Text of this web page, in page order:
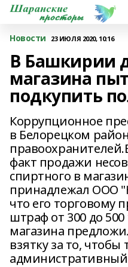
Новости 23 ИЮЛЯ 2020, 10:16
В Башкирии
магазина
подкупить
Коррупционное
в Белорецком
факт продажи
спиртного в
принадлежал ООО
что его торговому
штраф от 300 до
магазина
взятку за то, чтобы